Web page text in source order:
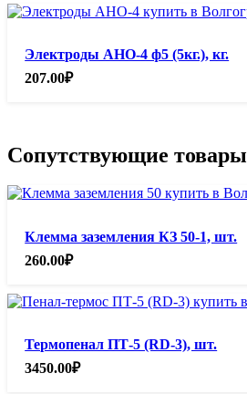
Электроды АНО-4 ф5 (5кг.), кг.
207.00₽
Сопутствующие товары
Клемма заземления КЗ 50-1, шт.
260.00₽
Термопенал ПТ-5 (RD-3), шт.
3450.00₽